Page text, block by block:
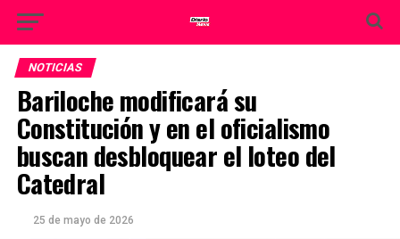
NOTICIAS
Bariloche modificará su
Constitución y en el oficialismo
buscan desbloquear el loteo del
Catedral
25 de mayo de 2026